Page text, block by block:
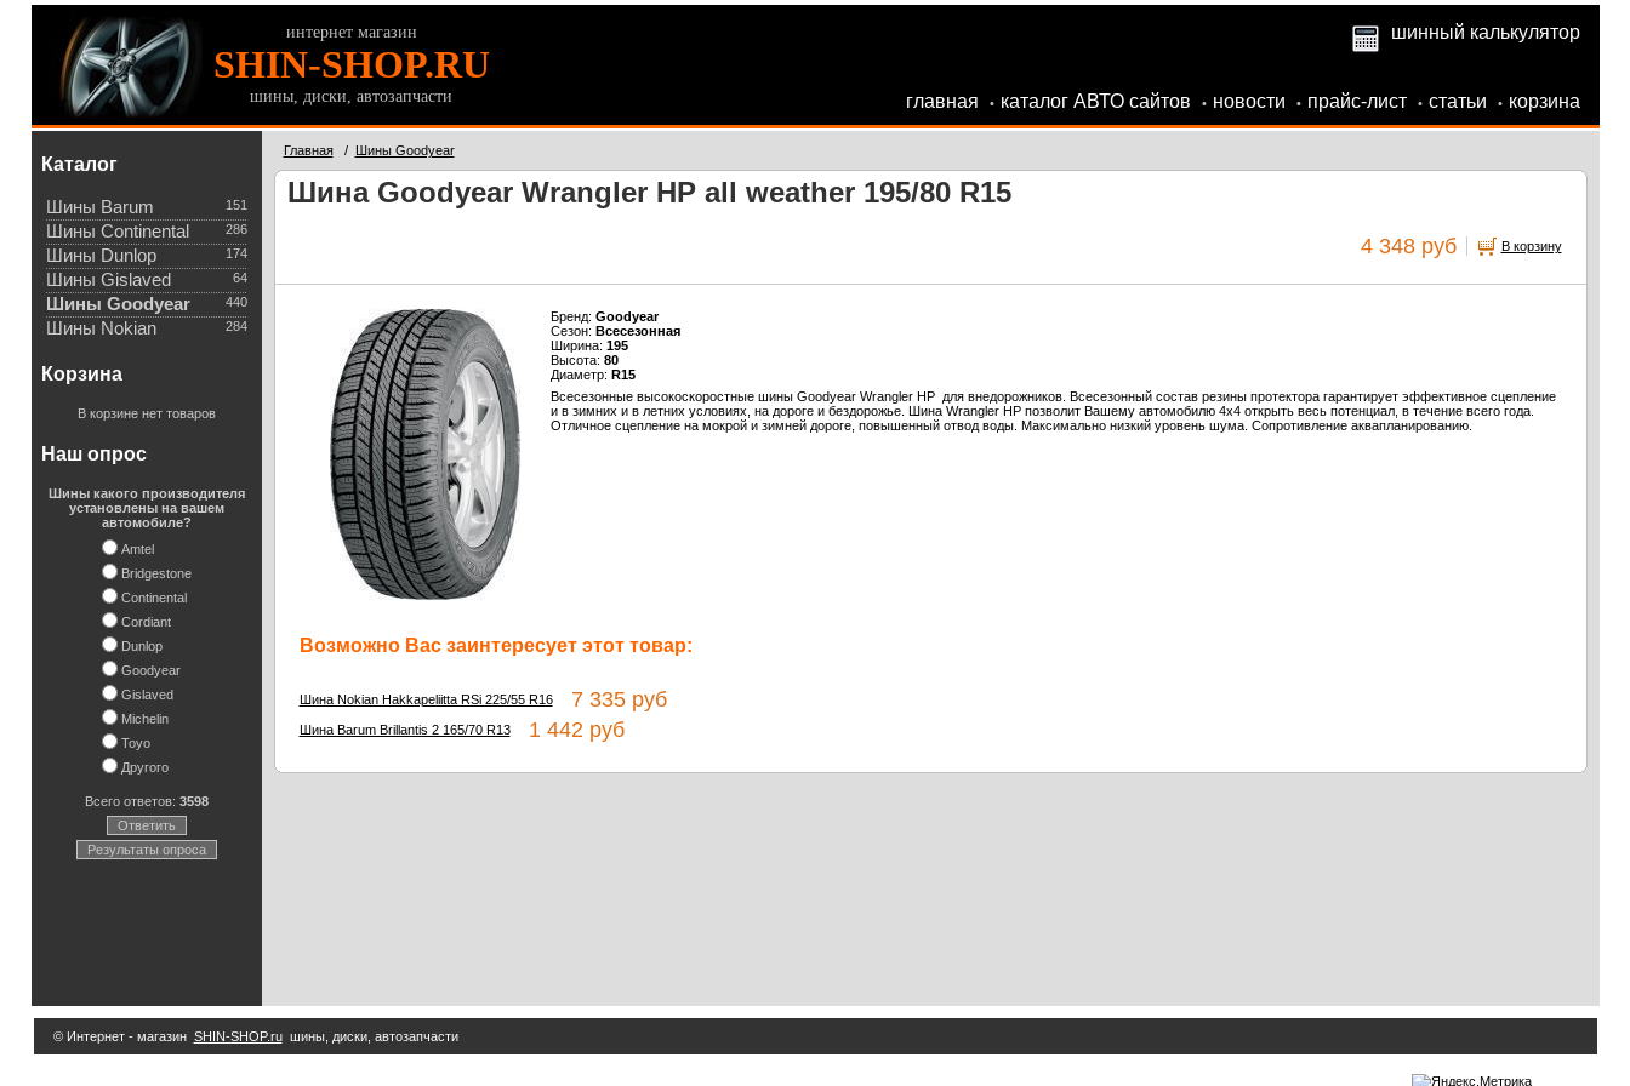
интернет магазин
SHIN-SHOP.RU
шины, диски, автозапчасти
шинный калькулятор
главная • каталог АВТО сайтов • новости • прайс-лист • статьи • корзина
Каталог
151
Шины Barum
286
Шины Continental
174
Шины Dunlop
64
Шины Gislaved
440
Шины Goodyear
284
Шины Nokian
Корзина
В корзине нет товаров
Наш опрос
Шины какого производителя
установлены на вашем
автомобиле?
Amtel
Bridgestone
Continental
Cordiant
Dunlop
Goodyear
Gislaved
Michelin
Toyo
Другого
Всего ответов: 3598
Ответить
Результаты опроса
Главная/ Шины Goodyear
Шина Goodyear Wrangler HP all weather 195/80 R15
4 348 руб В корзину
Бренд: Goodyear
Сезон: Всесезонная
Ширина: 195
Высота: 80
Диаметр: R15
Всесезонные высокоскоростные шины Goodyear Wrangler HP для внедорожников. Всесезонный состав резины протектора гарантирует эффективное сцепление
и в зимних и в летних условиях, на дороге и бездорожье. Шина Wrangler HP позволит Вашему автомобилю 4х4 открыть весь потенциал, в течение всего года.
Отличное сцепление на мокрой и зимней дороге, повышенный отвод воды. Максимально низкий уровень шума. Сопротивление аквапланированию.
Возможно Вас заинтересует этот товар:
Шина Nokian Hakkapeliitta RSi 225/55 R167 335 руб
Шина Barum Brillantis 2 165/70 R131 442 руб
© Интернет - магазин SHIN-SHOP.ruшины, диски, автозапчасти